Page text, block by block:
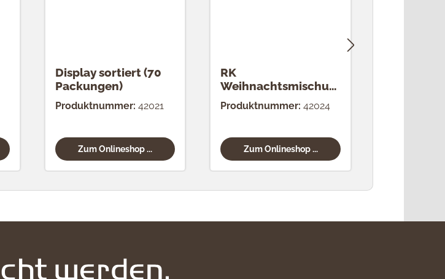
Display sortiert (70
Packungen)
Produktnummer: 42021
Zum Onlineshop ...
RK
Weihnachtsmischun
g (24 Stück)
Produktnummer: 42024
Zum Onlineshop ...